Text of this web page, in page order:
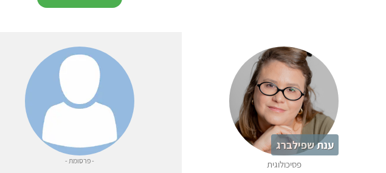
ענת שפילברג
פסיכולוגית
- פרסומת -